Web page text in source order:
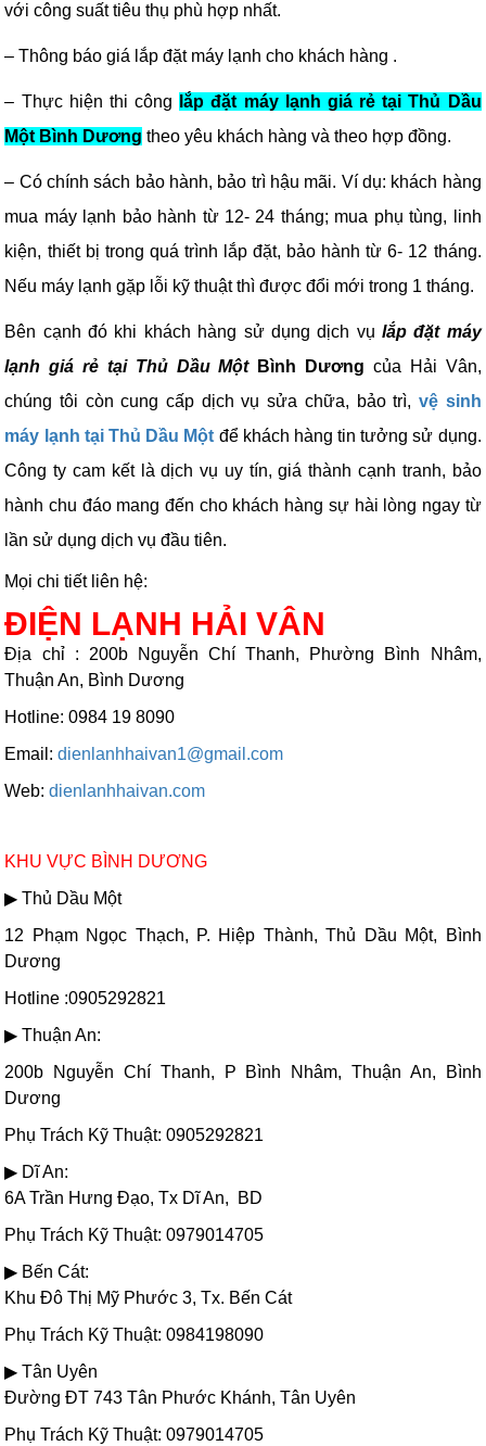
với công suất tiêu thụ phù hợp nhất.
– Thông báo giá lắp đặt máy lạnh cho khách hàng .
– Thực hiện thi công
lắp đặt máy lạnh giá rẻ tại Thủ Dầu
Một Bình Dương theo yêu khách hàng và theo hợp đồng.
– Có chính sách bảo hành, bảo trì hậu mãi. Ví dụ: khách hàng
mua máy lạnh bảo hành từ 12- 24 tháng; mua phụ tùng, linh
kiện, thiết bị trong quá trình lắp đặt, bảo hành từ 6- 12 tháng.
Nếu máy lạnh gặp lỗi kỹ thuật thì được đổi mới trong 1 tháng.
Bên cạnh đó khi khách hàng sử dụng dịch vụ lắp đặt máy
lạnh giá rẻ tại Thủ Dầu MộtBình Dương của Hải Vân,
chúng tôi còn cung cấp dịch vụ sửa chữa, bảo trì, vệ sinh
máy lạnh tại Thủ Dầu Một để khách hàng tin tưởng sử dụng.
Công ty cam kết là dịch vụ uy tín, giá thành cạnh tranh, bảo
hành chu đáo mang đến cho khách hàng sự hài lòng ngay từ
lần sử dụng dịch vụ đầu tiên.
Mọi chi tiết liên hệ:
ĐIỆN LẠNH HẢI VÂN
Địa chỉ : 200b Nguyễn Chí Thanh, Phường Bình Nhâm,
Thuận An, Bình Dương
Hotline: 0984 19 8090
Email:dienlanhhaivan1@gmail.com
Web:dienlanhhaivan.com
KHU VỰC BÌNH DƯƠNG
▶ Thủ Dầu Một
12 Phạm Ngọc Thạch, P. Hiệp Thành, Thủ Dầu Một, Bình
Dương
Hotline :0905292821
▶ Thuận An:
200b Nguyễn Chí Thanh, P Bình Nhâm, Thuận An, Bình
Dương
Phụ Trách Kỹ Thuật: 0905292821
▶ Dĩ An:
6A Trần Hưng Đạo, Tx Dĩ An, BD
Phụ Trách Kỹ Thuật: 0979014705
▶ Bến Cát:
Khu Đô Thị Mỹ Phước 3, Tx. Bến Cát
Phụ Trách Kỹ Thuật: 0984198090
▶ Tân Uyên
Đường ĐT 743 Tân Phước Khánh, Tân Uyên
Phụ Trách Kỹ Thuật: 0979014705